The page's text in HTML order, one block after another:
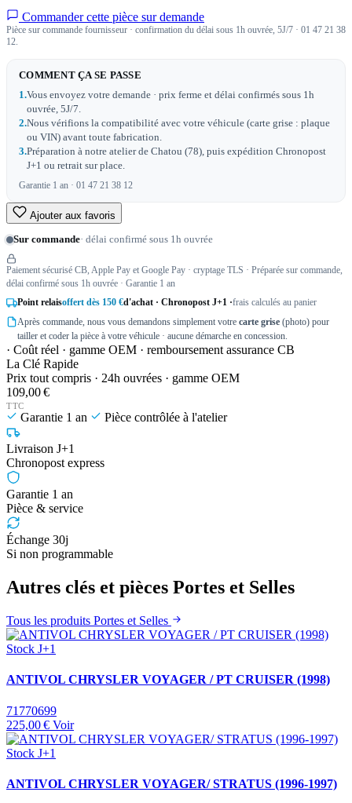
Commander cette pièce sur demande
Pièce sur commande fournisseur · confirmation du délai sous 1h ouvrée, 5J/7 · 01 47 21 38
12.
COMMENT ÇA SE PASSE
1.Vous envoyez votre demande · prix ferme et délai confirmés sous 1h
ouvrée, 5J/7.
2.Nous vérifions la compatibilité avec votre véhicule (carte grise : plaque
ou VIN) avant toute fabrication.
3.Préparation à notre atelier de Chatou (78), puis expédition Chronopost
J+1 ou retrait sur place.
Garantie 1 an · 01 47 21 38 12
Ajouter aux favoris
Sur commande· délai confirmé sous 1h ouvrée
Paiement sécurisé CB, Apple Pay et Google Pay · cryptage TLS · Préparée sur commande,
délai confirmé sous 1h ouvrée · Garantie 1 an
Point relaisoffert dès 150 €d'achat · Chronopost J+1 ·frais calculés au panier
Après commande, nous vous demandons simplement votre carte grise (photo) pour
tailler et coder la pièce à votre véhicule · aucune démarche en concession.
· Coût réel · gamme OEM · remboursement assurance CB
La Clé Rapide
Prix tout compris · 24h ouvrées · gamme OEM
109,00 €
TTC
Garantie 1 an Pièce contrôlée à l'atelier
Livraison J+1
Chronopost express
Garantie 1 an
Pièce & service
Échange 30j
Si non programmable
Autres clés et pièces Portes et Selles
Tous les produits Portes et Selles
Stock J+1
ANTIVOL CHRYSLER VOYAGER / PT CRUISER (1998)
71770699
225,00 € Voir
Stock J+1
ANTIVOL CHRYSLER VOYAGER/ STRATUS (1996-1997)